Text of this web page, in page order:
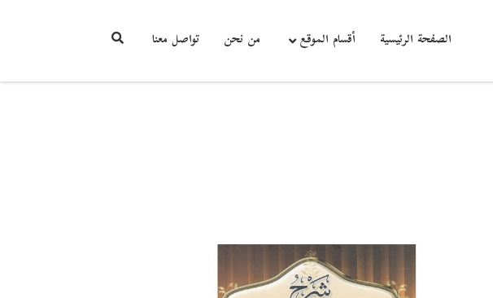
الصفحة الرئيسية أقسام الموقع من نحن تواصل معنا